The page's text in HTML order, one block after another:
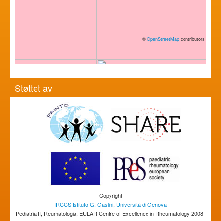
© OpenStreetMap contributors
Støttet av
Copyright
IRCCS Istituto G. Gaslini, Università di Genova
Pediatria II, Reumatologia, EULAR Centre of Excellence in Rheumatology 2008-